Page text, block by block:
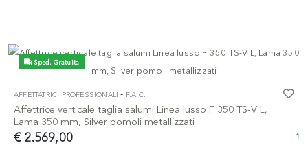
Sped. Gratuita
AFFETTATRICI PROFESSIONALI - F.A.C.
Affettrice verticale taglia salumi Linea lusso F 350 TS-V L,
Lama 350 mm, Silver pomoli metallizzati
€ 2.569,00 1